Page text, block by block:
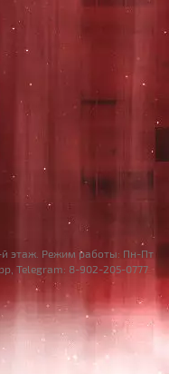
этаж. Режим работы: Пн-Пт
Telegram: 8-902-205-0777